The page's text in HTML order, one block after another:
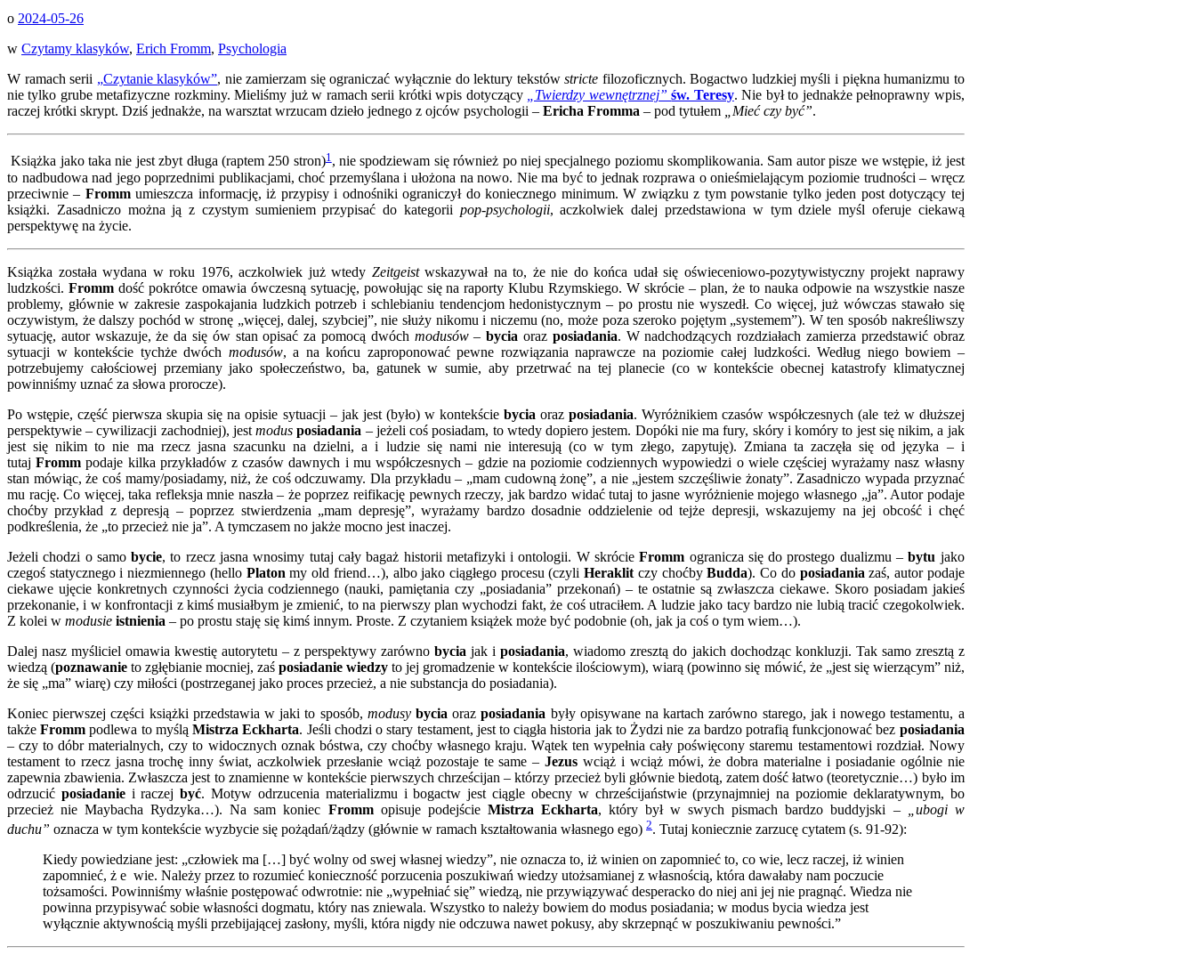
o 2024-05-26
w Czytamy klasyków, Erich Fromm, Psychologia
W ramach serii „Czytanie klasyków”, nie zamierzam się ograniczać wyłącznie do lektury tekstówstricte filozoficznych. Bogactwo ludzkiej myśli i piękna humanizmu to
nie tylko grube metafizyczne rozkminy. Mieliśmy już w ramach serii krótki wpis dotyczący
„Twierdzy wewnętrznej”św. Teresy. Nie był to jednakże pełnoprawny wpis,
raczej krótki skrypt. Dziś jednakże, na warsztat wrzucam dzieło jednego z ojców psychologii – Ericha Fromma – pod tytułem „Mieć czy być”.
Książka jako taka nie jest zbyt długa (raptem 250 stron)1, nie spodziewam się również po niej specjalnego poziomu skomplikowania. Sam autor pisze we wstępie, iż jest
to nadbudowa nad jego poprzednimi publikacjami, choć przemyślana i ułożona na nowo. Nie ma być to jednak rozprawa o onieśmielającym poziomie trudności – wręcz
przeciwnie – Frommumieszcza informację, iż przypisy i odnośniki ograniczył do koniecznego minimum. W związku z tym powstanie tylko jeden post dotyczący tej
książki. Zasadniczo można ją z czystym sumieniem przypisać do kategorii pop-psychologii, aczkolwiek dalej przedstawiona w tym dziele myśl oferuje ciekawą
perspektywę na życie.
Książka została wydana w roku 1976, aczkolwiek już wtedy Zeitgeistwskazywał na to, że nie do końca udał się oświeceniowo-pozytywistyczny projekt naprawy
ludzkości. Fromm dość pokrótce omawia ówczesną sytuację, powołując się na raporty Klubu Rzymskiego. W skrócie – plan, że to nauka odpowie na wszystkie nasze
problemy, głównie w zakresie zaspokajania ludzkich potrzeb i schlebianiu tendencjom hedonistycznym – po prostu nie wyszedł. Co więcej, już wówczas stawało się
oczywistym, że dalszy pochód w stronę „więcej, dalej, szybciej”, nie służy nikomu i niczemu (no, może poza szeroko pojętym „systemem”). W ten sposób nakreśliwszy
sytuację, autor wskazuje, że da się ów stan opisać za pomocą dwóch modusów–bycia oraz posiadania. W nadchodzących rozdziałach zamierza przedstawić obraz
sytuacji w kontekście tychże dwóch modusów, a na końcu zaproponować pewne rozwiązania naprawcze na poziomie całej ludzkości. Według niego bowiem –
potrzebujemy całościowej przemiany jako społeczeństwo, ba, gatunek w sumie, aby przetrwać na tej planecie (co w kontekście obecnej katastrofy klimatycznej
powinniśmy uznać za słowa prorocze).
Po wstępie, część pierwsza skupia się na opisie sytuacji – jak jest (było) w kontekściebyciaorazposiadania. Wyróżnikiem czasów współczesnych (ale też w dłuższej
perspektywie – cywilizacji zachodniej), jestmodusposiadania – jeżeli coś posiadam, to wtedy dopiero jestem. Dopóki nie ma fury, skóry i komóry to jest się nikim, a jak
jest się nikim to nie ma rzecz jasna szacunku na dzielni, a i ludzie się nami nie interesują (co w tym złego, zapytuję). Zmiana ta zaczęła się od języka – i
tutajFrommpodaje kilka przykładów z czasów dawnych i mu współczesnych – gdzie na poziomie codziennych wypowiedzi o wiele częściej wyrażamy nasz własny
stan mówiąc, że coś mamy/posiadamy, niż, że coś odczuwamy. Dla przykładu – „mam cudowną żonę”, a nie „jestem szczęśliwie żonaty”. Zasadniczo wypada przyznać
mu rację. Co więcej, taka refleksja mnie naszła – że poprzez reifikację pewnych rzeczy, jak bardzo widać tutaj to jasne wyróżnienie mojego własnego „ja”. Autor podaje
choćby przykład z depresją – poprzez stwierdzenia „mam depresję”, wyrażamy bardzo dosadnie oddzielenie od tejże depresji, wskazujemy na jej obcość i chęć
podkreślenia, że „to przecież nie ja”. A tymczasem no jakże mocno jest inaczej.
Jeżeli chodzi o samobycie, to rzecz jasna wnosimy tutaj cały bagaż historii metafizyki i ontologii. W skrócieFromm ogranicza się do prostego dualizmu –bytu jako
czegoś statycznego i niezmiennego (hello Platonmy old friend…), albo jako ciągłego procesu (czyliHeraklit czy choćbyBudda). Co do posiadaniazaś, autor podaje
ciekawe ujęcie konkretnych czynności życia codziennego (nauki, pamiętania czy „posiadania” przekonań) – te ostatnie są zwłaszcza ciekawe. Skoro posiadam jakieś
przekonanie, i w konfrontacji z kimś musiałbym je zmienić, to na pierwszy plan wychodzi fakt, że coś utraciłem. A ludzie jako tacy bardzo nie lubią tracić czegokolwiek.
Z kolei w modusie istnienia – po prostu staję się kimś innym. Proste. Z czytaniem książek może być podobnie (oh, jak ja coś o tym wiem…).
Dalej nasz myśliciel omawia kwestię autorytetu – z perspektywy zarównobyciajak iposiadania, wiadomo zresztą do jakich dochodząc konkluzji. Tak samo zresztą z
wiedzą (poznawanieto zgłębianie mocniej, zaśposiadanie wiedzyto jej gromadzenie w kontekście ilościowym), wiarą (powinno się mówić, że „jest się wierzącym” niż,
że się „ma” wiarę) czy miłości (postrzeganej jako proces przecież, a nie substancja do posiadania).
Koniec pierwszej części książki przedstawia w jaki to sposób, modusybyciaorazposiadania były opisywane na kartach zarówno starego, jak i nowego testamentu, a
takżeFrommpodlewa to myśląMistrza Eckharta. Jeśli chodzi o stary testament, jest to ciągła historia jak to Żydzi nie za bardzo potrafią funkcjonować bez posiadania
– czy to dóbr materialnych, czy to widocznych oznak bóstwa, czy choćby własnego kraju. Wątek ten wypełnia cały poświęcony staremu testamentowi rozdział. Nowy
testament to rzecz jasna trochę inny świat, aczkolwiek przesłanie wciąż pozostaje te same –Jezuswciąż i wciąż mówi, że dobra materialne i posiadanie ogólnie nie
zapewnia zbawienia. Zwłaszcza jest to znamienne w kontekście pierwszych chrześcijan – którzy przecież byli głównie biedotą, zatem dość łatwo (teoretycznie…) było im
odrzucić posiadanie i raczejbyć. Motyw odrzucenia materializmu i bogactw jest ciągle obecny w chrześcijaństwie (przynajmniej na poziomie deklaratywnym, bo
przecież nie Maybacha Rydzyka…). Na sam koniec Fromm opisuje podejście Mistrza Eckharta, który był w swych pismach bardzo buddyjski –
„ubogi w
duchu” oznacza w tym kontekście wyzbycie się pożądań/żądzy (głównie w ramach kształtowania własnego ego) 2. Tutaj koniecznie zarzucę cytatem (s. 91-92):
Kiedy powiedziane jest: „człowiek ma […] być wolny od swej własnej wiedzy”, nie oznacza to, iż winien on zapomnieć to, co wie, lecz raczej, iż winien
zapomnieć, ż e wie. Należy przez to rozumieć konieczność porzucenia poszukiwań wiedzy utożsamianej z własnością, która dawałaby nam poczucie
tożsamości. Powinniśmy właśnie postępować odwrotnie: nie „wypełniać się” wiedzą, nie przywiązywać desperacko do niej ani jej nie pragnąć. Wiedza nie
powinna przypisywać sobie własności dogmatu, który nas zniewala. Wszystko to należy bowiem do modus posiadania; w modus bycia wiedza jest
wyłącznie aktywnością myśli przebijającej zasłony, myśli, która nigdy nie odczuwa nawet pokusy, aby skrzepnąć w poszukiwaniu pewności.”